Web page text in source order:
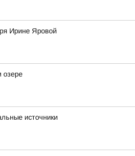
Ирине Яровой
озере
источники